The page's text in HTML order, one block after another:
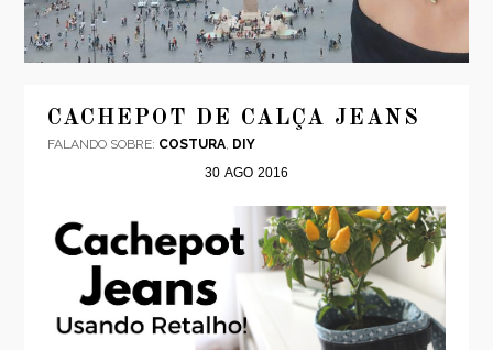
CACHEPOT DE CALÇA JEANS
FALANDO SOBRE: COSTURA, DIY
30 AGO 2016